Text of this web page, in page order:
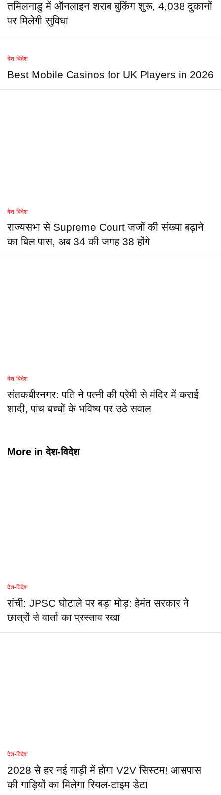
तमिलनाडु में ऑनलाइन शराब बुकिंग शुरू, 4,038 दुकानों
पर मिलेगी सुविधा
देश-विदेश
Best Mobile Casinos for UK Players in 2026
देश-विदेश
राज्यसभा से Supreme Court जजों की संख्या बढ़ाने
का बिल पास, अब 34 की जगह 38 होंगे
देश-विदेश
संतकबीरनगर: पति ने पत्नी की प्रेमी से मंदिर में कराई
शादी, पांच बच्चों के भविष्य पर उठे सवाल
More inदेश-विदेश
देश-विदेश
रांची: JPSC घोटाले पर बड़ा मोड़: हेमंत सरकार ने
छात्रों से वार्ता का प्रस्ताव रखा
देश-विदेश
2028 से हर नई गाड़ी में होगा V2V सिस्टम! आसपास
की गाड़ियों का मिलेगा रियल-टाइम डेटा